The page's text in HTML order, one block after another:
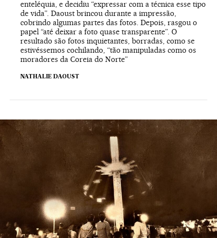
enteléquia, e decidiu “expressar com a técnica esse tipo
de vida”. Daoust brincou durante a impressão,
cobrindo algumas partes das fotos. Depois, rasgou o
papel “até deixar a foto quase transparente”. O
resultado são fotos inquietantes, borradas, como se
estivéssemos cochilando, “tão manipuladas como os
moradores da Coreia do Norte”
NATHALIE DAOUST